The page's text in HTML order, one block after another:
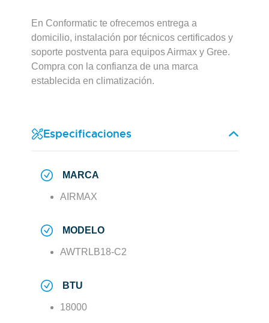
En Conformatic te ofrecemos entrega a
domicilio, instalación por técnicos certificados y
soporte postventa para equipos Airmax y Gree.
Compra con la confianza de una marca
establecida en climatización.
Especificaciones
MARCA
AIRMAX
MODELO
AWTRLB18-C2
BTU
18000